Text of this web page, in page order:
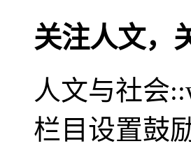
关注人文，
人文与社会
栏目设置鼓